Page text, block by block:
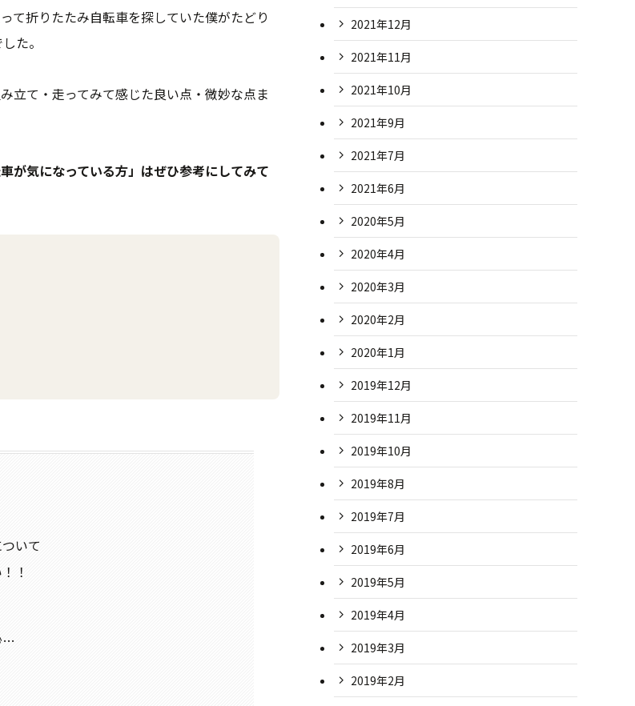
て折りたたみ自転車を探していた僕がたどり
た。
立て・走ってみて感じた良い点・微妙な点ま
が気になっている方」はぜひ参考にしてみて
いて
！
…
2021年12月
2021年11月
2021年10月
2021年9月
2021年7月
2021年6月
2020年5月
2020年4月
2020年3月
2020年2月
2020年1月
2019年12月
2019年11月
2019年10月
2019年8月
2019年7月
2019年6月
2019年5月
2019年4月
2019年3月
2019年2月